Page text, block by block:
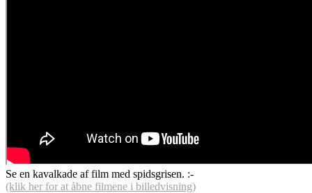
Se en kavalkade af film med spidsgrisen. :-
(klik her for at åbne filmene i billedvisning)